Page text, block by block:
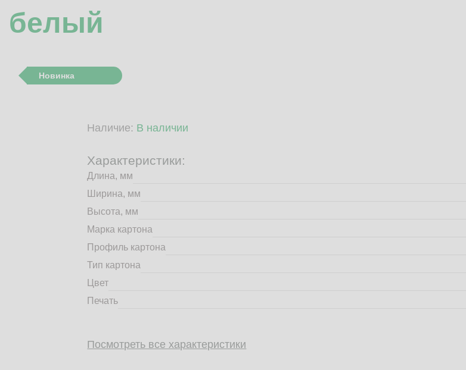
белый
Новинка
Наличие: В наличии
Характеристики:
Длина, мм
Ширина, мм
Высота, мм
Марка картона
Профиль картона
Тип картона
Цвет
Печать
Посмотреть все характеристики